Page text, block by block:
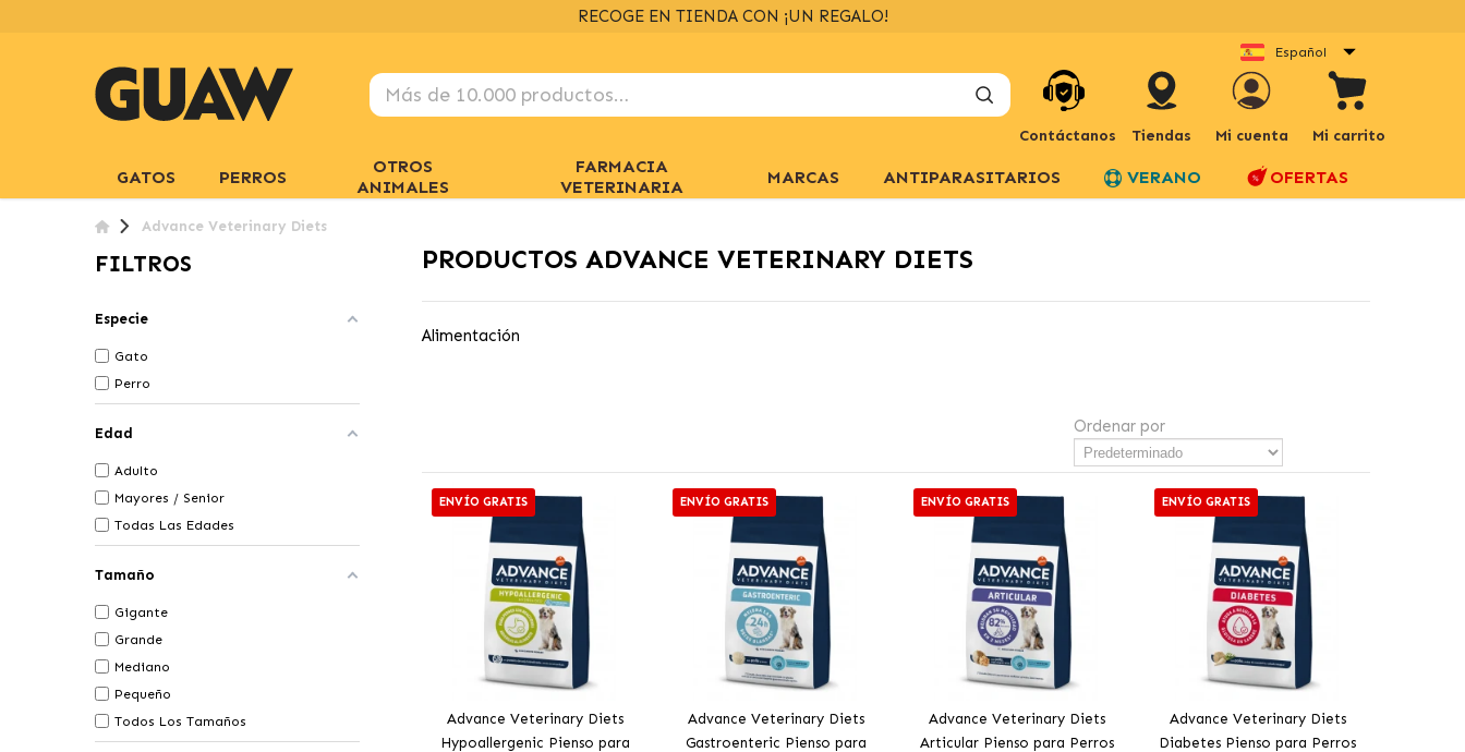
ENVÍOS GRATIS > 39€EN 24/48H+ INFO
Español
Contáctanos Tiendas Mi cuenta Mi carrito
GATOS PERROS
OTROS
ANIMALES
FARMACIA
VETERINARIA
MARCAS ANTIPARASITARIOS VERANO OFERTAS
Advance Veterinary Diets
FILTROS
Especie
Gato
Perro
Edad
Adulto
Mayores / Senior
Todas Las Edades
Tamaño
Gigante
Grande
Mediano
Pequeño
Todos Los Tamaños
PRODUCTOS ADVANCE VETERINARY DIETS
Alimentación
Ordenar por
ENVÍO GRATIS
Advance Veterinary Diets
Hypoallergenic Pienso para
ENVÍO GRATIS
Advance Veterinary Diets
Gastroenteric Pienso para
ENVÍO GRATIS
Advance Veterinary Diets
Articular Pienso para Perros
ENVÍO GRATIS
Advance Veterinary Diets
Diabetes Pienso para Perros